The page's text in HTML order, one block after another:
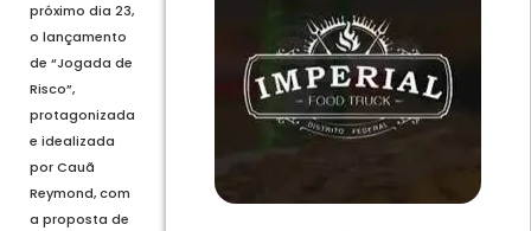
próximo dia 23,
o lançamento
de “Jogada de
Risco”,
protagonizada
e idealizada
por Cauã
Reymond, com
a proposta de